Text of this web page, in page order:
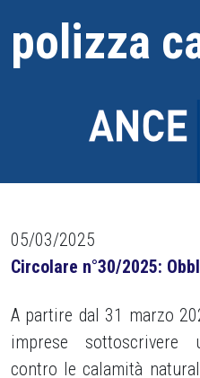
polizza
05/03/2025
Circolare n°30/2025:
A partire dal 31 marzo
imprese sottoscrivere
contro le calamità